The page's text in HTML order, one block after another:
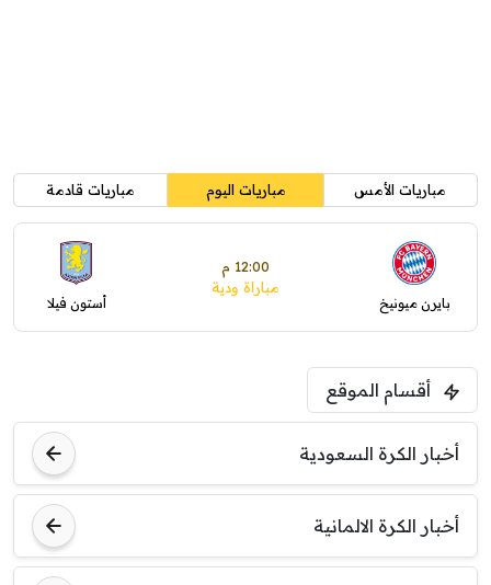
مباريات الأمس مباريات اليوم مباريات قادمة
بايرن ميونيخ
12:00 م
مباراة ودية
أستون فيلا
أقسام الموقع
أخبار الكرة السعودية
أخبار الكرة الالمانية